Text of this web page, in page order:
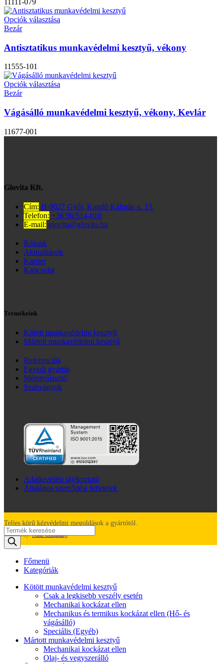
11111-079
Opciók választása
Bezár
Antisztatikus munkavédelmi kesztyű, vékony
11555-101
Opciók választása
Bezár
Vágásálló munkavédelmi kesztyű, vékony, Kevlár
11677-001
Glovita Kft.
Cím: H-9027 Győr, Kandó Kálmán u. 15.
Telefon: +36 96/514-010
E-mail: glovita@glovita.hu
Rólunk
Aktualitások
Karrier
Kapcsolat
Termékeink
Kötött munkavédelmi kesztyű
Mártott munkavédelmi kesztyű
Referenciák
Egyedi gyártás
Méretválasztó
Szabványok
Adatkezelési tájékoztató
Általános szerződési feltételek
Teljes körű kézvédelmi megoldások a gyártótól.
Created by:Nine Company
Products
search
Főmenü
Kategóriák
Kötött munkavédelmi kesztyű
Csak a legkisebb veszély esetén
Mechanikai kockázat ellen
Mechanikus és termikus kockázat ellen (Hő- és
vágásálló)
Speciális (Egyéb)
Mártott munkavédelmi kesztyű
Mechanikai kockázat ellen
Olaj- és vegyszerálló